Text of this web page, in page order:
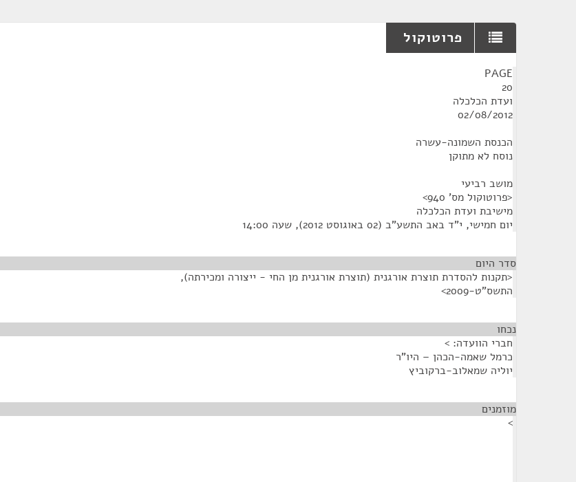
פרוטוקול
PAGE
20
ועדת הכלכלה
02/08/2012
הכנסת השמונה-עשרה
נוסח לא מתוקן
מושב רביעי
<פרוטוקול מס' 940>
מישיבת ועדת הכלכלה
יום חמישי, י"ד באב התשע"ב (02 באוגוסט 2012), שעה 14:00
סדר היום
<תקנות להסדרת תוצרת אורגנית (תוצרת אורגנית מן החי - ייצורה ומכירתה),
התשס"ט-2009>
נכחו
חברי הוועדה: >
כרמל שאמה-הכהן – היו"ר
יוליה שמאלוב-ברקוביץ
מוזמנים
>